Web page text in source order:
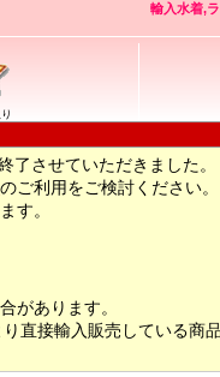
輸入水着,
させていただきました。
のご利用をご検討ください。
す。
があります。
直接輸入販売している商品